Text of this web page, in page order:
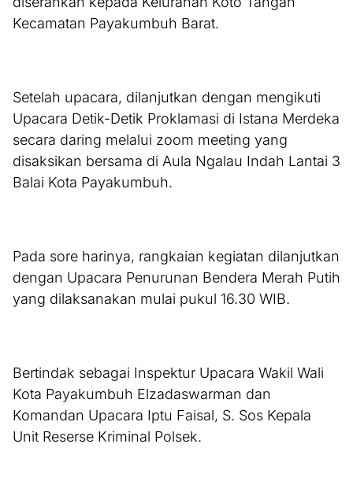
Kecamatan Payakumbuh Barat.
Setelah upacara, dilanjutkan dengan mengikuti
Upacara Detik-Detik Proklamasi di Istana Merdeka
secara daring melalui zoom meeting yang
disaksikan bersama di Aula Ngalau Indah Lantai 3
Balai Kota Payakumbuh.
Pada sore harinya, rangkaian kegiatan dilanjutkan
dengan Upacara Penurunan Bendera Merah Putih
yang dilaksanakan mulai pukul 16.30 WIB.
Bertindak sebagai Inspektur Upacara Wakil Wali
Kota Payakumbuh Elzadaswarman dan
Komandan Upacara Iptu Faisal, S. Sos Kepala
Unit Reserse Kriminal Polsek.